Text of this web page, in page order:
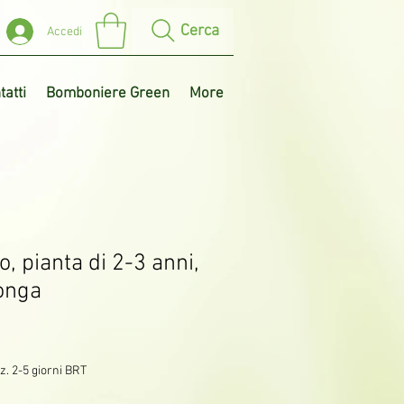
Accedi Cerca
Bomboniere Green More
pianta di 2-3 anni,
2-5 giorni BRT